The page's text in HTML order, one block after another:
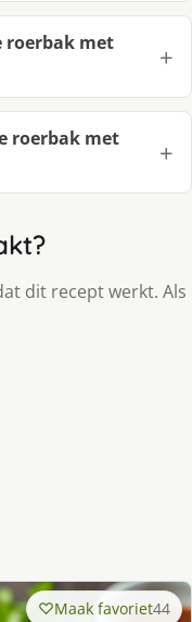
roerbak met
roerbak met
dit recept werkt. Als
Maak favoriet44